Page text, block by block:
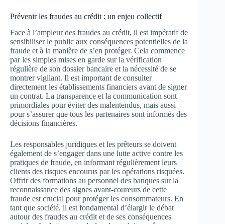
Prévenir les fraudes au crédit : un enjeu collectif
Face à l’ampleur des fraudes au crédit, il est impératif de
sensibiliser le public aux conséquences potentielles de la
fraude et à la manière de s’en protéger. Cela commence
par les simples mises en garde sur la vérification
régulière de son dossier bancaire et la nécessité de se
montrer vigilant. Il est important de consulter
directement les établissements financiers avant de signer
un contrat. La transparence et la communication sont
primordiales pour éviter des malentendus, mais aussi
pour s’assurer que tous les partenaires sont informés des
décisions financières.
Les responsables juridiques et les prêteurs se doivent
également de s’engager dans une lutte active contre les
pratiques de fraude, en informant régulièrement leurs
clients des risques encourus par les opérations risquées.
Offrir des formations au personnel des banques sur la
reconnaissance des signes avant-coureurs de cette
fraude est crucial pour protéger les consommateurs. En
tant que société, il est fondamental d’élargir le débat
autour des fraudes au crédit et de ses conséquences